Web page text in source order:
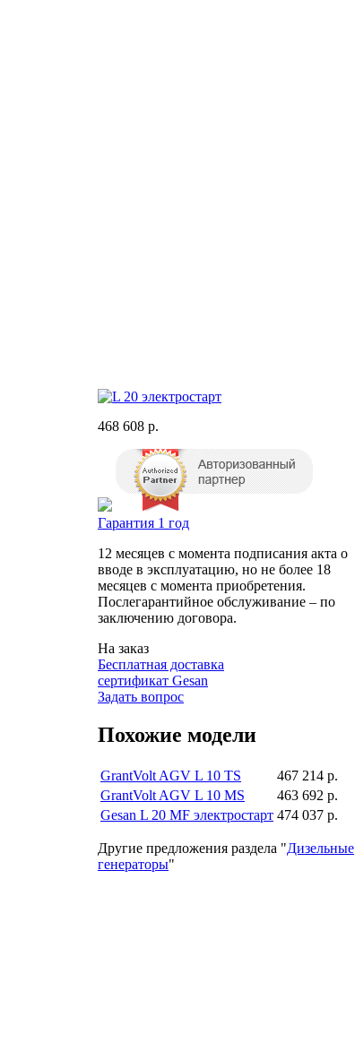
468 608 р.
Гарантия 1 год
12 месяцев с момента подписания акта о
вводе в эксплуатацию, но не более 18
месяцев с момента приобретения.
Послегарантийное обслуживание – по
заключению договора.
На заказ
Бесплатная доставка
сертификат Gesan
Задать вопрос
Похожие модели
GrantVolt AGV L 10 TS
467 214 р.
GrantVolt AGV L 10 MS
463 692 р.
Gesan L 20 MF электростарт 474 037 р.
Другие предложения раздела "Дизельные
генераторы"